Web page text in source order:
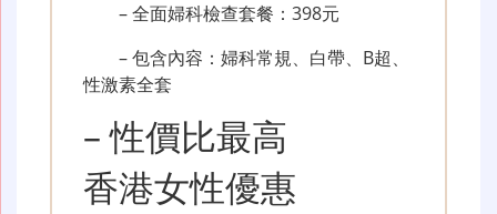
– 全面婦科檢查套餐：398元
– 包含內容：婦科常規、白帶、B超、
性激素全套
– 性價比最高
香港女性優惠